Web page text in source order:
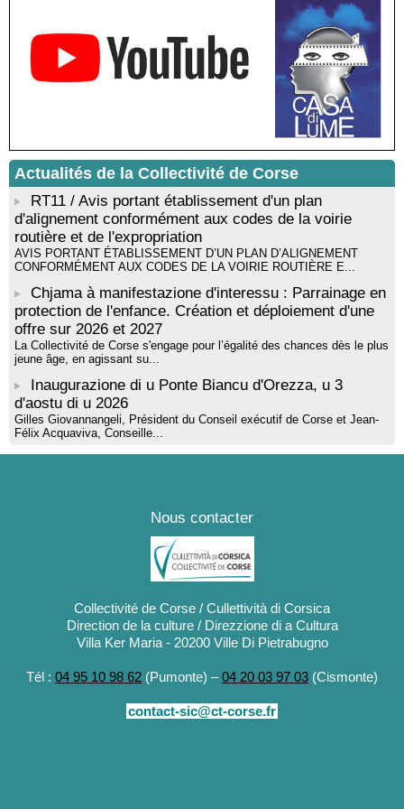
Rencontre / dédicace avec Lucrèce Luciani autour de son
livre « La ballade du pendu du Niolu» - Mediateca territuriale di
Santa Lucia di Tallà
Mise en musique d’un livre jeunesse par Annik Meschinet,
musicienne pédagogue : Ateliers d’expression sonore, vocale,
rythmique et corporelle - Mediateca territuriale di Santa Lucia di
! Événement reporté ! Cycle de conférences peinture animé
par Alexandre Dominati - Mediateca territuriale di Santa Lucia di
Tallà
Actualités de la Collectivité de Corse
RT11 / Avis portant établissement d'un plan
d'alignement conformément aux codes de la voirie
routière et de l'expropriation
AVIS PORTANT ÉTABLISSEMENT D’UN PLAN D’ALIGNEMENT
CONFORMÉMENT AUX CODES DE LA VOIRIE ROUTIÈRE E...
Chjama à manifestazione d'interessu : Parrainage en
protection de l'enfance. Création et déploiement d'une
offre sur 2026 et 2027
La Collectivité de Corse s'engage pour l’égalité des chances dès le plus
jeune âge, en agissant su...
Inaugurazione di u Ponte Biancu d'Orezza, u 3
d'aostu di u 2026
Gilles Giovannangeli, Président du Conseil exécutif de Corse et Jean-
Félix Acquaviva, Conseille...
Nous contacter
Collectivité de Corse / Cullettività di Corsica
Direction de la culture / Direzzione di a Cultura
Villa Ker Maria - 20200 Ville Di Pietrabugno
Tél : 04 95 10 98 62 (Pumonte) –04 20 03 97 03 (Cismonte)
contact-sic@ct-corse.fr